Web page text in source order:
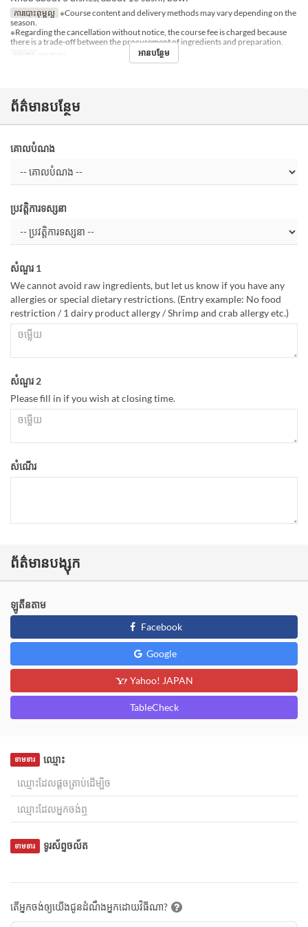
ការបោះពុម្ពល្អ ※Course content and delivery methods may vary depending on the
season.
※Regarding the cancellation without notice, the course fee is charged because
there is a trade-off between the procurement of ingredients and preparation.
អាហារ
អាហារឡ អានបន្ថែម
ព័ត៌មានបន្ថែម
គោលបំណង
ប្រវត្តិការទស្សនា
សំណួរ 1
We cannot avoid raw ingredients, but let us know if you have any
allergies or special dietary restrictions. (Entry example: No food
restriction / 1 dairy product allergy / Shrimp and crab allergy etc.)
សំណួរ 2
Please fill in if you wish at closing time.
សំណើរ
ព័ត៌មានបង្សុក
ឡូតីនតាម
Facebook
Google
Yahoo! JAPAN
TableCheck
ឈ្មោះ
ទាមទារ
ទូរស័ព្ទចល័ត
ទាមទារ
តើអ្នកចង់ឲ្យយើងជូនដំណឹងអ្នកដោយវិធីណា?